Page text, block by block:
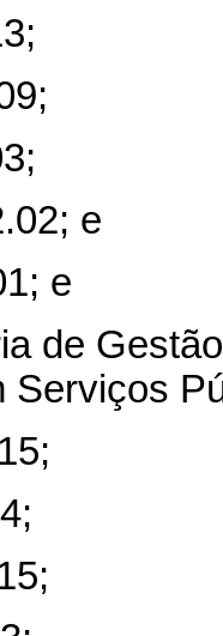
e
e
de
Serviços